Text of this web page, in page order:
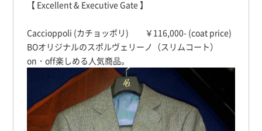
【 Excellent & Executive Gate 】
Caccioppoli (カチョッポリ) ￥116,000- (coat price)
BOオリジナルのスポルヴェリーノ（スリムコート）
on・off楽しめる人気商品。